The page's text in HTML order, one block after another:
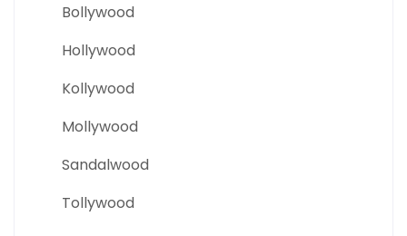
Bollywood
Hollywood
Kollywood
Mollywood
Sandalwood
Tollywood